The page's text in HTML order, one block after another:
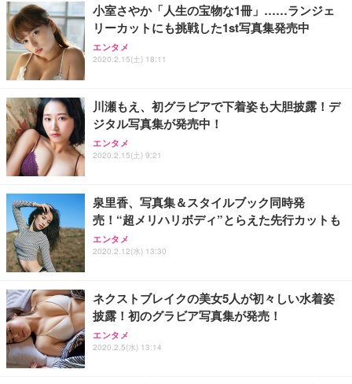
小室さやか「人生の宝物な1冊」……ランジェ
リーカットにも挑戦した1st写真集発売中
エンタメ
2020.2.15(土) 18:11
川瀬もえ、初グラビアで下着姿も大胆披露！デ
ジタル写真集が発売中！
エンタメ
2020.2.15(土) 9:21
泉里香、写真集＆スタイルブック同時発
売！“超メリハリボディ”とらえた先行カットも
エンタメ
2020.2.12(水) 13:30
ネクストブレイクの美女5人が初々しい水着姿
披露！初のグラビア写真集が発売！
エンタメ
2020.2.5(水) 13:14